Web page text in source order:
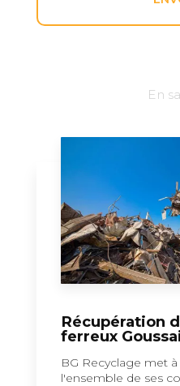
En
Récupération
ferreux
BG Recyclage met
l'ensemble de ses